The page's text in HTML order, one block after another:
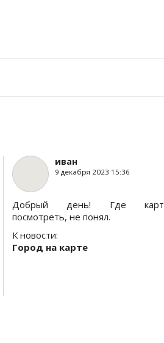
иван
9 декабря 2023 15:36
Добрый день! Где
посмотреть, не понял.
К новости:
Город на карте